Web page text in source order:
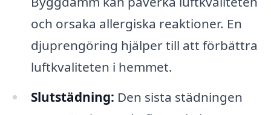
och orsaka allergiska reaktioner. En
djuprengöring hjälper till att förbättra
luftkvaliteten i hemmet.
Slutstädning: Den sista städningen